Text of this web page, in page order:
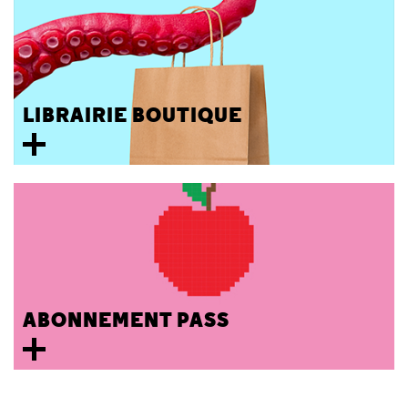
LIBRAIRIE BOUTIQUE
ABONNEMENT PASS